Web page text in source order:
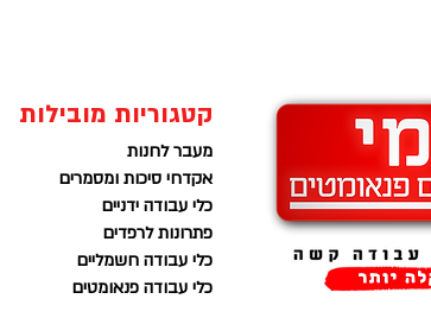
קטגוריות מובילות
מעבר לחנות
אקדחי סיכות ומסמרים
כלי עבודה ידניים
פתרונות לרפדים
כלי עבודה חשמליים
כלי עבודה פנאומטים